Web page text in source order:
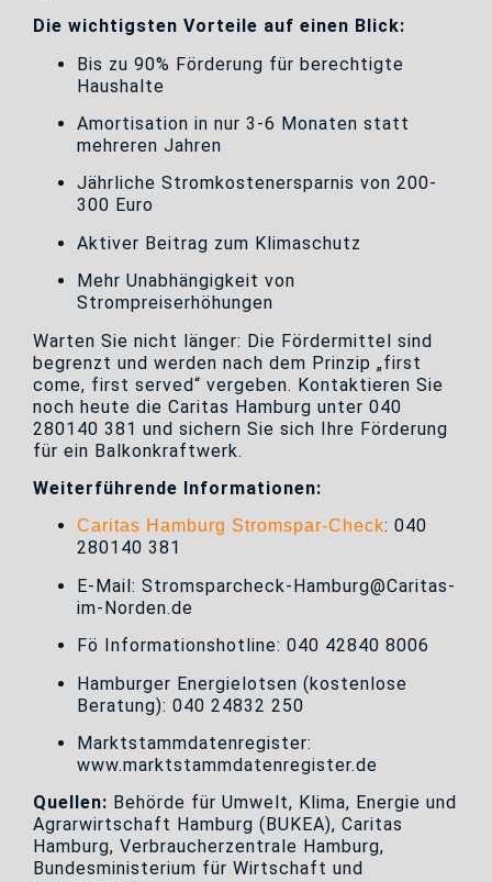
Die wichtigsten Vorteile auf einen Blick:
Bis zu 90% Förderung für berechtigte
Haushalte
Amortisation in nur 3-6 Monaten statt
mehreren Jahren
Jährliche Stromkostenersparnis von 200-
300 Euro
Aktiver Beitrag zum Klimaschutz
Mehr Unabhängigkeit von
Strompreiserhöhungen
Warten Sie nicht länger: Die Fördermittel sind
begrenzt und werden nach dem Prinzip „first
come, first served“ vergeben. Kontaktieren Sie
noch heute die Caritas Hamburg unter 040
280140 381 und sichern Sie sich Ihre Förderung
für ein Balkonkraftwerk.
Weiterführende Informationen:
Caritas Hamburg Stromspar-Check: 040
280140 381
E-Mail: Stromsparcheck-Hamburg@Caritas-
im-Norden.de
Fö Informationshotline: 040 42840 8006
Hamburger Energielotsen (kostenlose
Beratung): 040 24832 250
Marktstammdatenregister:
www.marktstammdatenregister.de
Quellen: Behörde für Umwelt, Klima, Energie und
Agrarwirtschaft Hamburg (BUKEA), Caritas
Hamburg, Verbraucherzentrale Hamburg,
Bundesministerium für Wirtschaft und